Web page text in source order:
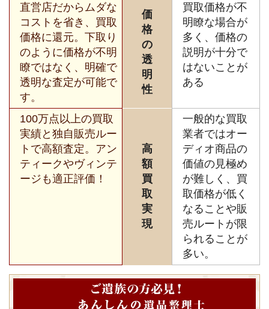
直営店だからムダな
コストを省き、買取
価格に還元。下取り
のように価格が不明
瞭ではなく、明確で
透明な査定が可能で
す。
価
格
の
透
明
性
買取価格が不
明瞭な場合が
多く、価格の
説明が十分で
はないことが
ある
100万点以上の買取
実績と独自販売ルー
トで高額査定。アン
ティークやヴィンテ
ージも適正評価！
高
額
買
取
実
現
一般的な買取
業者ではオー
ディオ商品の
価値の見極め
が難しく、買
取価格が低く
なることや販
売ルートが限
られることが
多い。